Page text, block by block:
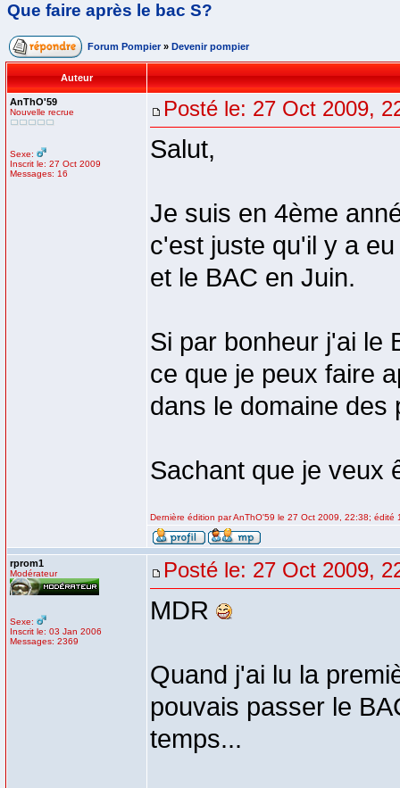
Que faire après le bac S?
Forum Pompier » Devenir pompier
Auteur
AnThO'59
Nouvelle recrue
Sexe:
Inscrit le: 27 Oct 2009
Messages: 16
Posté le: 27 Oct 2009,
Salut,
Je suis en 4ème
c'est juste qu'il y a
et le BAC en Juin.
Si par bonheur j'ai le
ce que je peux faire
dans le domaine des
Sachant que je veux
Dernière édition par AnThO'59 le 27 Oct 2009, 22:38; édité
rprom1
Modérateur
Sexe:
Inscrit le: 03 Jan 2006
Messages: 2369
Posté le: 27 Oct 2009,
MDR
Quand j'ai lu la
pouvais passer le
temps...